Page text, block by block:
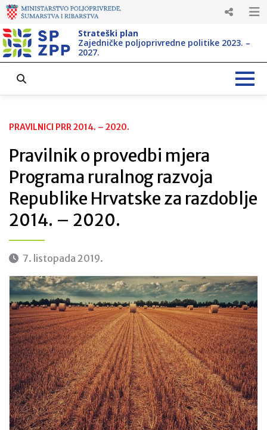
Strateški plan
Zajedničke poljoprivredne politike 2023. –
2027.
PRAVILNICI PRR 2014. – 2020.
Pravilnik o provedbi mjera
Programa ruralnog razvoja
Republike Hrvatske za razdoblje
2014. – 2020.
7. listopada 2019.